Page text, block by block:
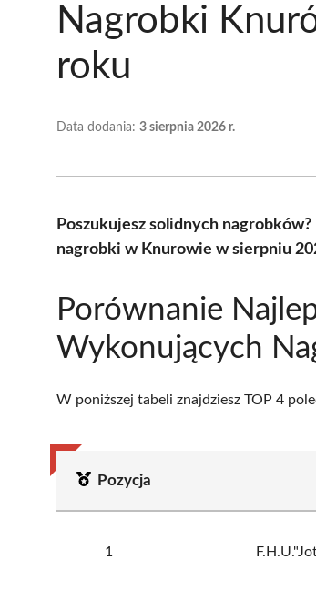
Nagrobki
roku
Data dodania: 3 sierpnia 2026 r.
Poszukujesz solidnych
nagrobki w Knurowie w sierpniu
Porównanie
Wykonujących
W poniższej tabeli znajdziesz TOP 4
Pozycja
1